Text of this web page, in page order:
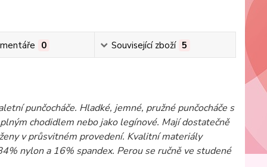
0 Související zboží 5
punčocháče. Hladké, jemné, pružné punčocháče s
chodidlem nebo jako legínové. Mají dostatečně
v průsvitném provedení. Kvalitní materiály
nylon a 16% spandex. Perou se ručně ve studené